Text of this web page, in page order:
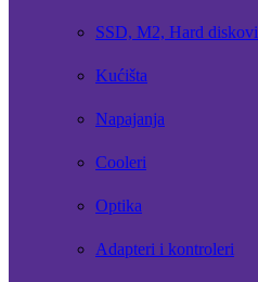
SSD, M2, Hard diskovi
Kućišta
Napajanja
Cooleri
Optika
Adapteri i kontroleri